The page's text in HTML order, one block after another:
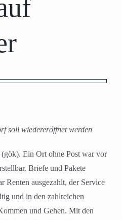
soll wiedereröffnet werden
Ein Ort ohne Post war vor
Briefe und Pakete
Renten ausgezahlt, der Service
und in den zahlreichen
und Gehen. Mit den